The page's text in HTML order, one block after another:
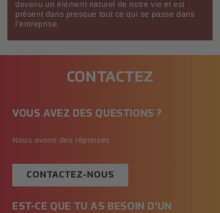
devenu un élément naturel de notre vie et est
présent dans presque tout ce qui se passe dans
l'entreprise.
CONTACTEZ
VOUS AVEZ DES QUESTIONS ?
Nous avons des réponses
CONTACTEZ-NOUS
EST-CE QUE TU AS BESOIN D'UN